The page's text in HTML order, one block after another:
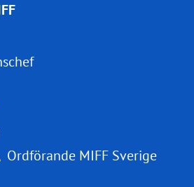
Ordförande MIFF Sverige